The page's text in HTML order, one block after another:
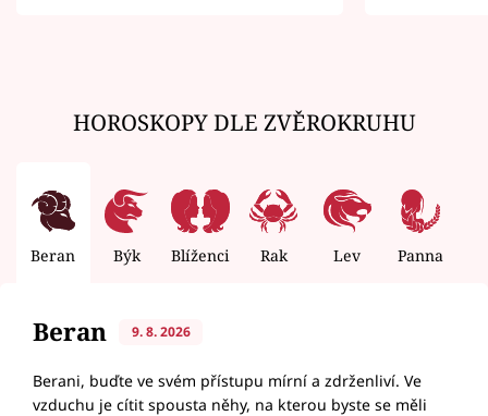
HOROSKOPY DLE ZVĚROKRUHU
Beran Býk Blíženci Rak Lev Panna
Beran 9. 8. 2026
Berani, buďte ve svém přístupu mírní a zdrženliví. Ve
vzduchu je cítit spousta něhy, na kterou byste se měli